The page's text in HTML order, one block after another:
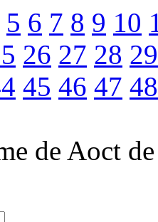
5 6 7 8 9 10
26 27 28 29
45 46 47 48
de Aoct